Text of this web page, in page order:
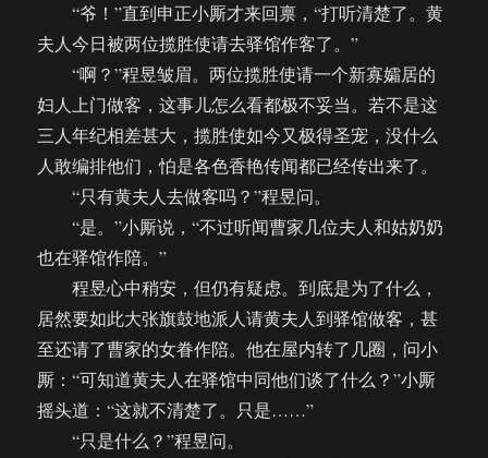
“爷！”直到申正小厮才来回禀，“打听清楚了。黄
夫人今日被两位揽胜使请去驿馆作客了。”
“啊？”程昱皱眉。两位揽胜使请一个新寡孀居的
妇人上门做客，这事儿怎么看都极不妥当。若不是这
三人年纪相差甚大，揽胜使如今又极得圣宠，没什么
人敢编排他们，怕是各色香艳传闻都已经传出来了。
“只有黄夫人去做客吗？”程昱问。
“是。”小厮说，“不过听闻曹家几位夫人和姑奶奶
也在驿馆作陪。”
程昱心中稍安，但仍有疑虑。到底是为了什么，
居然要如此大张旗鼓地派人请黄夫人到驿馆做客，甚
至还请了曹家的女眷作陪。他在屋内转了几圈，问小
厮：“可知道黄夫人在驿馆中同他们谈了什么？”小厮
摇头道：“这就不清楚了。只是……”
“只是什么？”程昱问。